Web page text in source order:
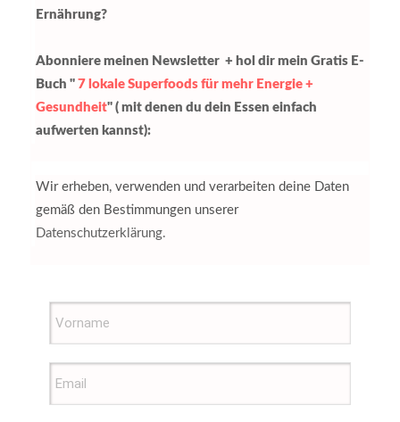
Ernährung?
Abonniere meinen Newsletter + hol dir mein Gratis E-
Buch " 7 lokale Superfoods für mehr Energie +
Gesundheit" ( mit denen du dein Essen einfach
aufwerten kannst):
Wir erheben, verwenden und verarbeiten deine Daten
gemäß den Bestimmungen unserer
Datenschutzerklärung.